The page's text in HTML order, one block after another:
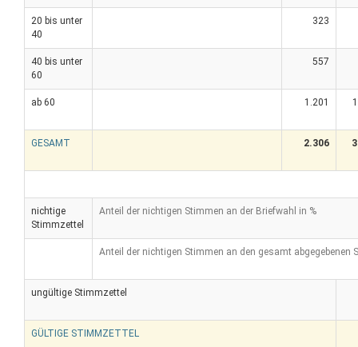
20 bis unter
40
323
40 bis unter
60
557
ab 60 1.201
GESAMT 2.306
nichtige
Stimmzettel
Anteil der nichtigen Stimmen an der Briefwahl in %
Anteil der nichtigen Stimmen an den gesamt abgegebenen
ungültige Stimmzettel
GÜLTIGE STIMMZETTEL